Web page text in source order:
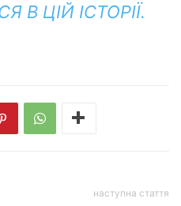
В ЦІЙ ІСТОРІЇ.
наступна стаття